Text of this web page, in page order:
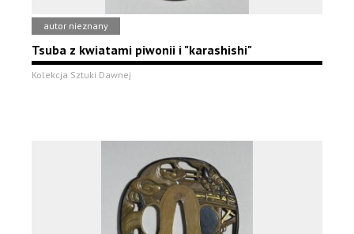
autor nieznany
Tsuba z kwiatami piwonii i "karashishi"
Kolekcja Sztuki Dawnej